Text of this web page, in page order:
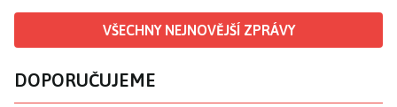
VŠECHNY NEJNOVĚJŠÍ ZPRÁVY
DOPORUČUJEME